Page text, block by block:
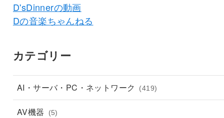
D'sDinnerの動画
Dの音楽ちゃんねる
カテゴリー
AI・サーバ・PC・ネットワーク (419)
AV機器 (5)